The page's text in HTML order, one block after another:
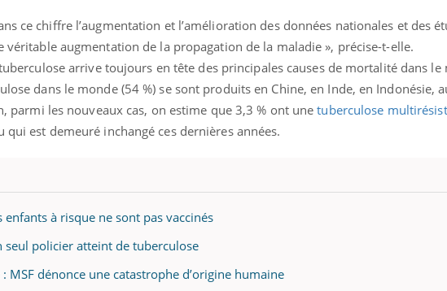
ce chiffre l’augmentation et l’amélioration des données nationales et des
véritable augmentation de la propagation de la maladie », précise-t-elle.
arrive toujours en tête des principales causes de mortalité dans le
dans le monde (54 %) se sont produits en Chine, en Inde, en Indonésie,
parmi les nouveaux cas, on estime que 3,3 % ont unetuberculose
qui est demeuré inchangé ces dernières années.
enfants à risque ne sont pas vaccinés
seul policier atteint de tuberculose
MSF dénonce une catastrophe d’origine humaine